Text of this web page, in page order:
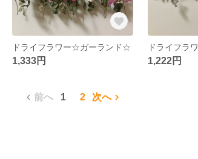
ドライフラワー☆ガーランド☆
1,333円 1,222円
前へ 1 2 次へ